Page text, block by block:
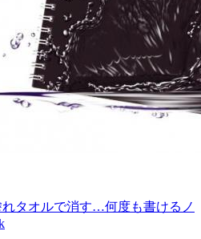
タオルで消す…何度も書けるノ